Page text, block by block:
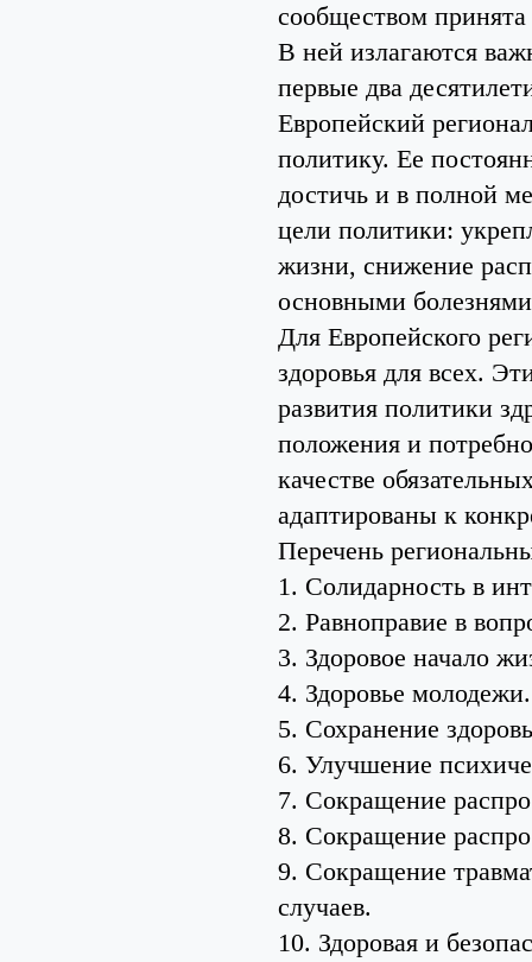
сообществом принята
В ней излагаются
первые два
Европейский
политику. Ее
достичь и в полной
цели политики:
жизни, снижение
основными
Для Европейского
здоровья для всех.
развития политики
положения и
качестве
адаптированы к
Перечень
1. Солидарность в
2. Равноправие в
3. Здоровое начало
4. Здоровье молодежи.
5. Сохранение
6. Улучшение
7. Сокращение
8. Сокращение
9. Сокращение
случаев.
10. Здоровая и